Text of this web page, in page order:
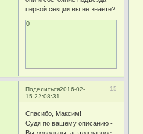
первой секции вы не знаете?
0
Поделиться 15
2016-02-
15 22:08:31
Спасибо, Максим!
Судя по вашему описанию -